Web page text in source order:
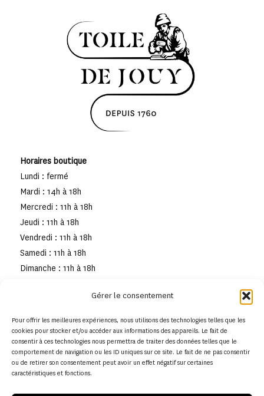
Gérer le consentement
Pour offrir les meilleures expériences, nous utilisons des technologies telles que les
cookies pour stocker et/ou accéder aux informations des appareils. Le fait de
consentir à ces technologies nous permettra de traiter des données telles que le
comportement de navigation ou les ID uniques sur ce site. Le fait de ne pas consentir
ou de retirer son consentement peut avoir un effet négatif sur certaines
caractéristiques et fonctions.
Horaires boutique
Lundi : fermé
Mardi : 14h à 18h
Mercredi : 11h à 18h
Jeudi : 11h à 18h
Vendredi : 11h à 18h
Samedi : 11h à 18h
Dimanche : 11h à 18h